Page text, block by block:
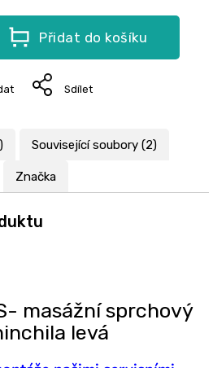
Přidat do košíku
Sdílet
Související soubory (2)
Značka
masážní sprchový
levá